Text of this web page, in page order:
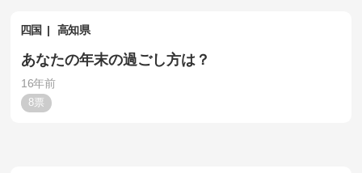
四国 高知県
あなたの年末の過ごし方は？
16年前
8